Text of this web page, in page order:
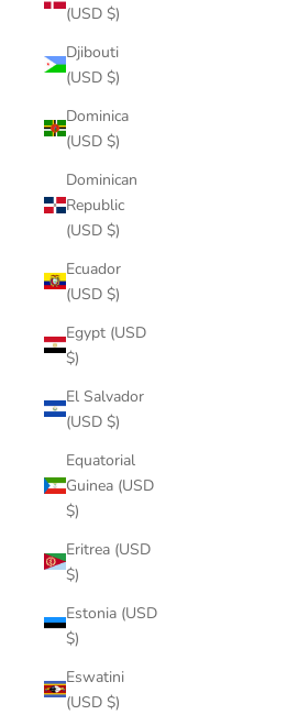
(USD $)
Djibouti
(USD $)
Dominica
(USD $)
Dominican
Republic
(USD $)
Ecuador
(USD $)
Egypt (USD
$)
El Salvador
(USD $)
Equatorial
Guinea (USD
$)
Eritrea (USD
$)
Estonia (USD
$)
Eswatini
(USD $)